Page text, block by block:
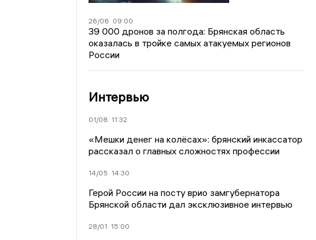
26/06 09:00
39 000 дронов за полгода: Брянская область
оказалась в тройке самых атакуемых регионов
России
Интервью
01/08 11:32
«Мешки денег на колёсах»: брянский инкассатор
рассказал о главных сложностях профессии
14/05 14:30
Герой России на посту врио замгубернатора
Брянской области дал эксклюзивное интервью
28/01 15:00